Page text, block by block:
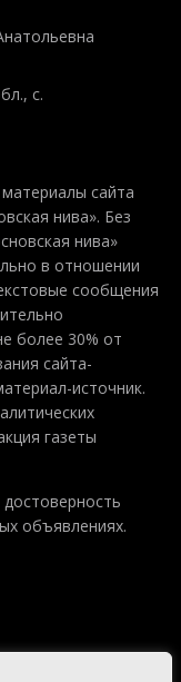
с.
сайта
нива». Без
нива»
в отношении
сообщения
более 30% от
сайта-
источник.
газеты
объявлениях.